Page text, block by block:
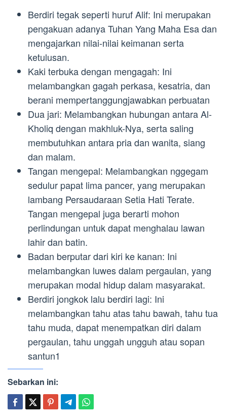
Berdiri tegak seperti huruf Alif: Ini merupakan
pengakuan adanya Tuhan Yang Maha Esa dan
mengajarkan nilai-nilai keimanan serta
ketulusan.
Kaki terbuka dengan mengagah: Ini
melambangkan gagah perkasa, kesatria, dan
berani mempertanggungjawabkan perbuatan
Dua jari: Melambangkan hubungan antara Al-
Kholiq dengan makhluk-Nya, serta saling
membutuhkan antara pria dan wanita, siang
dan malam.
Tangan mengepal: Melambangkan nggegam
sedulur papat lima pancer, yang merupakan
lambang Persaudaraan Setia Hati Terate.
Tangan mengepal juga berarti mohon
perlindungan untuk dapat menghalau lawan
lahir dan batin.
Badan berputar dari kiri ke kanan: Ini
melambangkan luwes dalam pergaulan, yang
merupakan modal hidup dalam masyarakat.
Berdiri jongkok lalu berdiri lagi: Ini
melambangkan tahu atas tahu bawah, tahu tua
tahu muda, dapat menempatkan diri dalam
pergaulan, tahu unggah ungguh atau sopan
santun1
Sebarkan ini: